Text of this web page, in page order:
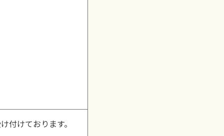
付けております。